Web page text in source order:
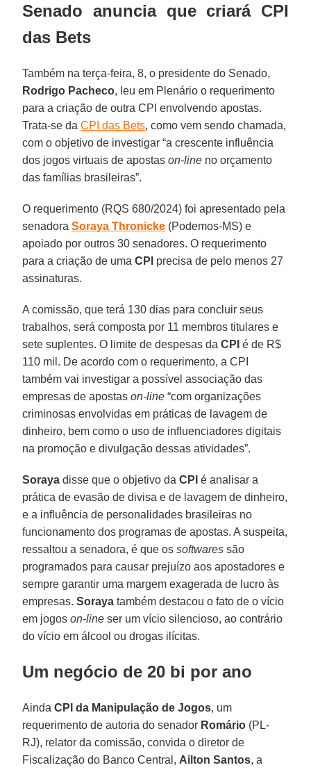
Senado anuncia que criará CPI
das Bets
Também na terça-feira, 8, o presidente do Senado,
Rodrigo Pacheco, leu em Plenário o requerimento
para a criação de outra CPI envolvendo apostas.
Trata-se daCPI das Bets, como vem sendo chamada,
com o objetivo de investigar “a crescente influência
dos jogos virtuais de apostason-line no orçamento
das famílias brasileiras”.
O requerimento (RQS 680/2024) foi apresentado pela
senadoraSoraya Thronicke (Podemos-MS) e
apoiado por outros 30 senadores. O requerimento
para a criação de umaCPI precisa de pelo menos 27
assinaturas.
A comissão, que terá 130 dias para concluir seus
trabalhos, será composta por 11 membros titulares e
sete suplentes. O limite de despesas daCPI é de R$
110 mil. De acordo com o requerimento, a CPI
também vai investigar a possível associação das
empresas de apostason-line “com organizações
criminosas envolvidas em práticas de lavagem de
dinheiro, bem como o uso de influenciadores digitais
na promoção e divulgação dessas atividades”.
Soraya disse que o objetivo daCPI é analisar a
prática de evasão de divisa e de lavagem de dinheiro,
e a influência de personalidades brasileiras no
funcionamento dos programas de apostas. A suspeita,
ressaltou a senadora, é que ossoftwares são
programados para causar prejuízo aos apostadores e
sempre garantir uma margem exagerada de lucro às
empresas.Soraya também destacou o fato de o vício
em jogoson-line ser um vício silencioso, ao contrário
do vício em álcool ou drogas ilícitas.
Um negócio de 20 bi por ano
AindaCPI da Manipulação de Jogos, um
requerimento de autoria do senador Romário (PL-
RJ), relator da comissão, convida o diretor de
Fiscalização do Banco Central, Ailton Santos, a